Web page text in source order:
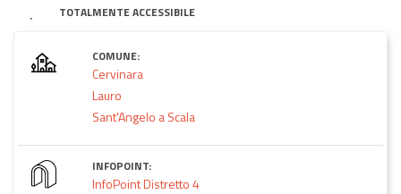
TOTALMENTE ACCESSIBILE
COMUNE:
Cervinara
Lauro
Sant'Angelo a Scala
INFOPOINT:
InfoPoint Distretto 4